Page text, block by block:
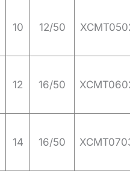
10 12/50
12 16/50
14 16/50